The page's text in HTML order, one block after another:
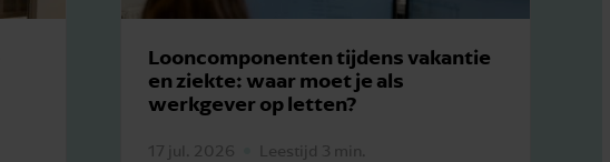
Looncomponenten tijdens vakantie
en ziekte: waar moet je als
werkgever op letten?
17 jul. 2026 Leestijd 3 min.